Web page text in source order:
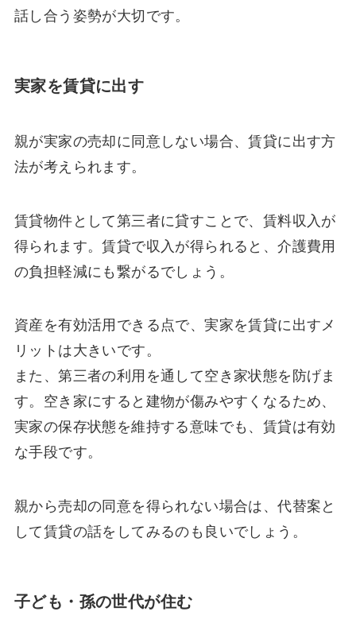
話し合う姿勢が大切です。
実家を賃貸に出す
親が実家の売却に同意しない場合、賃貸に出す方
法が考えられます。
賃貸物件として第三者に貸すことで、賃料収入が
得られます。賃貸で収入が得られると、介護費用
の負担軽減にも繋がるでしょう。
資産を有効活用できる点で、実家を賃貸に出すメ
リットは大きいです。
また、第三者の利用を通して空き家状態を防げま
す。空き家にすると建物が傷みやすくなるため、
実家の保存状態を維持する意味でも、賃貸は有効
な手段です。
親から売却の同意を得られない場合は、代替案と
して賃貸の話をしてみるのも良いでしょう。
子ども・孫の世代が住む